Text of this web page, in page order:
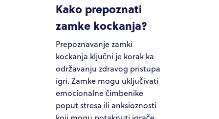
Kako prepoznati
zamke kockanja?
Prepoznavanje zamki
kockanja ključni je korak ka
održavanju zdravog pristupa
igri. Zamke mogu uključivati
emocionalne čimbenike
poput stresa ili anksioznosti